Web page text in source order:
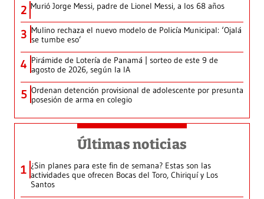
2 Murió Jorge Messi, padre de Lionel Messi, a los 68 años
3 Mulino rechaza el nuevo modelo de Policía Municipal: ‘Ojalá
se tumbe eso’
4 Pirámide de Lotería de Panamá | sorteo de este 9 de
agosto de 2026, según la IA
5 Ordenan detención provisional de adolescente por presunta
posesión de arma en colegio
Últimas noticias
1 ¿Sin planes para este fin de semana? Estas son las
actividades que ofrecen Bocas del Toro, Chiriquí y Los
Santos